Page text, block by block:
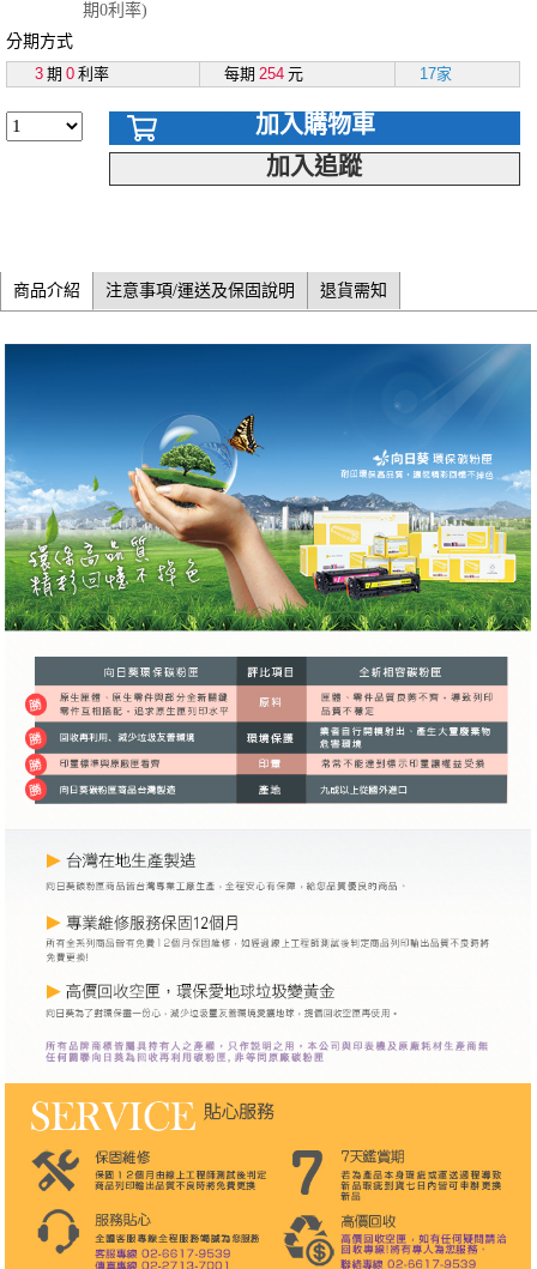
期0利率)
分期方式
3 期 0 利率 每期 254 元 17家
加入購物車
加入追蹤
商品介紹 注意事項/運送及保固說明 退貨需知